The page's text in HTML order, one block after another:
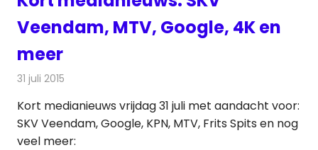
Veendam, MTV, Google, 4K en
meer
31 juli 2015
Kort medianieuws vrijdag 31 juli met aandacht voor:
SKV Veendam, Google, KPN, MTV, Frits Spits en nog
veel meer: